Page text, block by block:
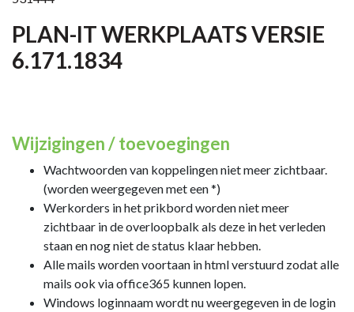
PLAN-IT WERKPLAATS VERSIE
6.171.1834
Wijzigingen / toevoegingen
Wachtwoorden van koppelingen niet meer zichtbaar.
(worden weergegeven met een *)
Werkorders in het prikbord worden niet meer
zichtbaar in de overloopbalk als deze in het verleden
staan en nog niet de status klaar hebben.
Alle mails worden voortaan in html verstuurd zodat alle
mails ook via office365 kunnen lopen.
Windows loginnaam wordt nu weergegeven in de login